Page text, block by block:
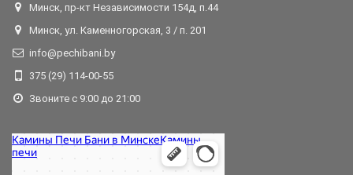
Минск, пр-кт Независимости 154д, п.44
Минск, ул. Каменногорская, 3 / п. 201
info@pechibani.by
375 (29) 114-00-55
Звоните с 9:00 до 21:00